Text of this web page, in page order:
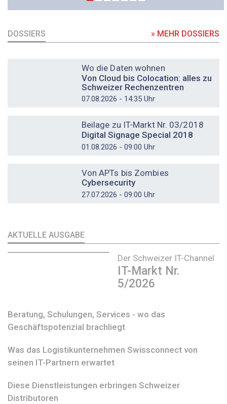
DOSSIERS » MEHR DOSSIERS
Wo die Daten wohnen
Von Cloud bis Colocation: alles zu
Schweizer Rechenzentren
07.08.2026 - 14:35 Uhr
Beilage zu IT-Markt Nr. 03/2018
Digital Signage Special 2018
01.08.2026 - 09:00 Uhr
Von APTs bis Zombies
Cybersecurity
27.07.2026 - 09:00 Uhr
AKTUELLE AUSGABE
Der Schweizer IT-Channel
IT-Markt Nr.
5/2026
Beratung, Schulungen, Services - wo das
Geschäftspotenzial brachliegt
Was das Logistikunternehmen Swissconnect von
seinen IT-Partnern erwartet
Diese Dienstleistungen erbringen Schweizer
Distributoren